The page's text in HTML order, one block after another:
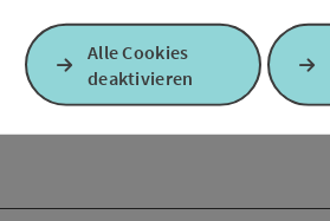
Alle Cookies
deaktivieren